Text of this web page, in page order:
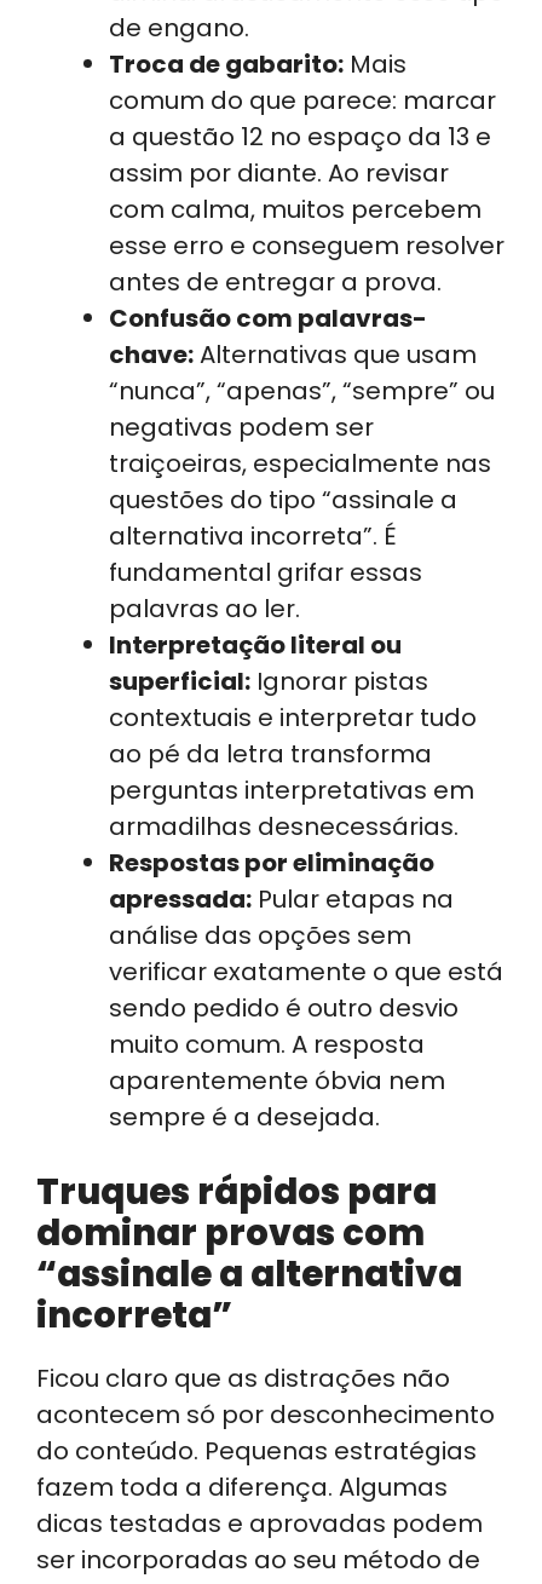
de engano.
Troca de gabarito: Mais
comum do que parece: marcar
a questão 12 no espaço da 13 e
assim por diante. Ao revisar
com calma, muitos percebem
esse erro e conseguem resolver
antes de entregar a prova.
Confusão com palavras-
chave:Alternativas que usam
“nunca”, “apenas”, “sempre” ou
negativas podem ser
traiçoeiras, especialmente nas
questões do tipo “assinale a
alternativa incorreta”. É
fundamental grifar essas
palavras ao ler.
Interpretação literal ou
superficial: Ignorar pistas
contextuais e interpretar tudo
ao pé da letra transforma
perguntas interpretativas em
armadilhas desnecessárias.
Respostas por eliminação
apressada: Pular etapas na
análise das opções sem
verificar exatamente o que está
sendo pedido é outro desvio
muito comum. A resposta
aparentemente óbvia nem
sempre é a desejada.
Truques rápidos para
dominar provas com
“assinale a alternativa
incorreta”
Ficou claro que as distrações não
acontecem só por desconhecimento
do conteúdo. Pequenas estratégias
fazem toda a diferença. Algumas
dicas testadas e aprovadas podem
ser incorporadas ao seu método de